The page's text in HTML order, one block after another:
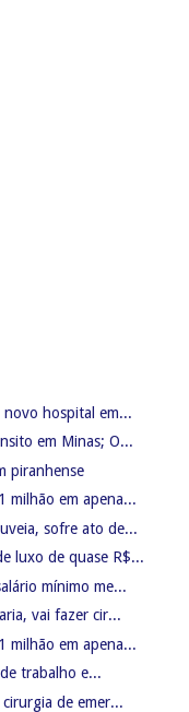
novo hospital em...
em Minas; O...
piranhense
milhão em apena...
sofre ato de...
luxo de quase R$...
mínimo me...
vai fazer cir...
milhão em apena...
trabalho e...
de emer...